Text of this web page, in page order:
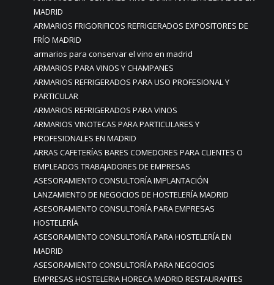
MADRID
ARMARIOS FRIGORIFICOS REFRIGERADOS EXPOSITORES DE
FRÍO MADRID
armarios para conservar el vino en madrid
ARMARIOS PARA VINOS Y CHAMPANES
ARMARIOS REFRIGERADOS PARA USO PROFESIONAL Y
PARTICULAR
ARMARIOS REFRIGERADOS PARA VINOS
ARMARIOS VINOTECAS PARA PARTICULARES Y
PROFESIONALES EN MADRID
ARRAS CAFETERÍAS BARES COMEDORES PARA CLIENTES O
EMPLEADOS TRABAJADORES DE EMPRESAS
ASESORAMIENTO CONSULTORÍA IMPLANTACIÓN
LANZAMIENTO DE NEGOCIOS DE HOSTELERÍA MADRID
ASESORAMIENTO CONSULTORÍA PARA EMPRESAS
HOSTELERÍA
ASESORAMIENTO CONSULTORÍA PARA HOSTELERÍA EN
MADRID
ASESORAMIENTO CONSULTORÍA PARA NEGOCIOS
EMPRESAS HOSTELERIA HORECA MADRID RESTAURANTES